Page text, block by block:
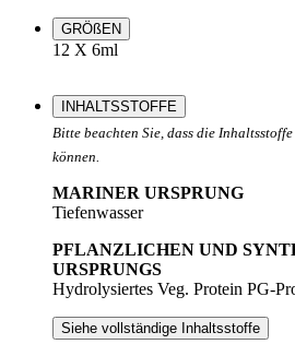
GRÖßEN
12 X 6ml
INHALTSSTOFFE
Bitte beachten Sie, dass die
können.
MARINER URSPRUNG
Tiefenwasser
PFLANZLICHEN UND
URSPRUNGS
Hydrolysiertes Veg. Protein PG-
Siehe vollständige Inhaltsstoffe